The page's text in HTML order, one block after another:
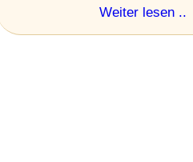
Weiter lesen ..